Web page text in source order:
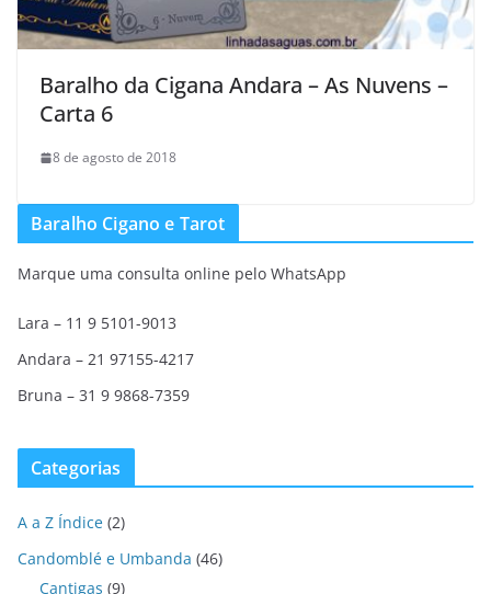
Baralho da Cigana Andara – As Nuvens –
Carta 6
8 de agosto de 2018
Baralho Cigano e Tarot
Marque uma consulta online pelo WhatsApp
Lara – 11 9 5101-9013
Andara – 21 97155-4217
Bruna – 31 9 9868-7359
Categorias
A a Z Índice (2)
Candomblé e Umbanda (46)
Cantigas (9)